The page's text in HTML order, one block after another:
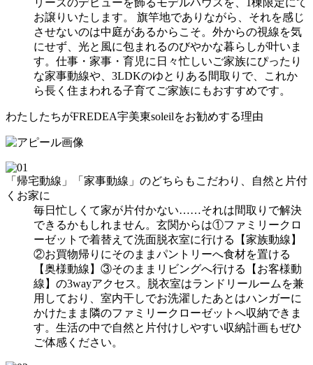
リーズのデビューを飾るモデルハウスを、1棟限定にて
お譲りいたします。 旗竿地でありながら、それを感じ
させないのは中庭があるからこそ。外からの視線を気
にせず、光と風に包まれるのびやかな暮らしが叶いま
す。仕事・家事・育児に日々忙しいご家族にぴったり
な家事動線や、3LDKのゆとりある間取りで、これか
ら長く住まわれる子育てご家族にもおすすめです。
わたしたちがFREDEA宇美東soleilをお勧めする理由
「帰宅動線」「家事動線」のどちらもこだわり、自然と片付
くお家に
毎日忙しくて家が片付かない……それは間取りで解決
できるかもしれません。玄関からは①ファミリークロ
ーゼットで着替えて洗面脱衣室に行ける【家族動線】
②お買物帰りにそのままパントリーへ食材を置ける
【奥様動線】③そのままリビングへ行ける【お客様動
線】の3wayアクセス。脱衣室はランドリールームを兼
用しており、室内干しでお洗濯したあとはハンガーに
かけたまま隣のファミリークローゼットへ収納できま
す。生活の中で自然と片付けしやすい収納計画もぜひ
ご体感ください。